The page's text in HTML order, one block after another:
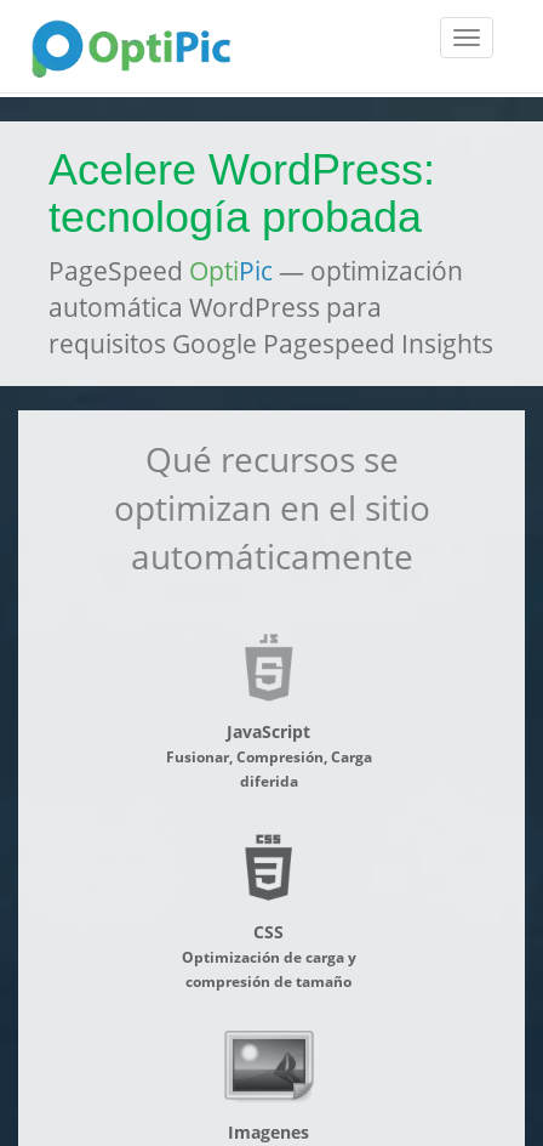
Toggle
Acelere WordPress:
tecnología probada
PageSpeed OptiPic — optimización
automática WordPress para
requisitos Google Pagespeed Insights
Qué recursos se
optimizan en el sitio
automáticamente
JavaScript
Fusionar, Compresión, Carga
diferida
CSS
Optimización de carga y
compresión de tamaño
Imagenes